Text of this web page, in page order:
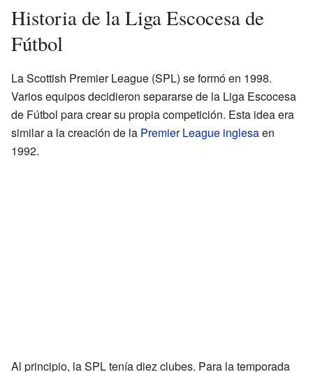
Historia de la Liga Escocesa de
Fútbol
La Scottish Premier League (SPL) se formó en 1998.
Varios equipos decidieron separarse de la Liga Escocesa
de Fútbol para crear su propia competición. Esta idea era
similar a la creación de la Premier League inglesaen
1992.
Al principio, la SPL tenía diez clubes. Para la temporada